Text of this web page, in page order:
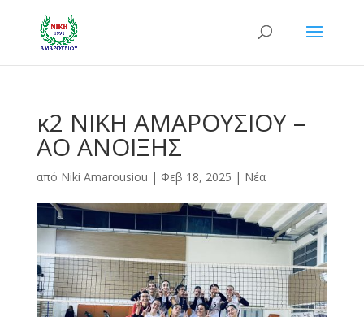
κ2 ΝΙΚΗ ΑΜΑΡΟΥΣΙΟΥ –
ΑΟ ΑΝΟΙΞΗΣ
από Niki Amarousiou | Φεβ 18, 2025 | Νέα